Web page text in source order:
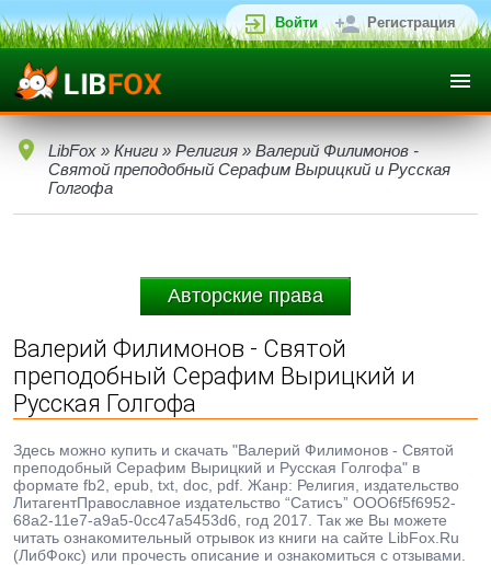
Войти Регистрация
LibFox » Книги » Религия » Валерий Филимонов -
Святой преподобный Серафим Вырицкий и Русская
Голгофа
Авторские права
Валерий Филимонов - Святой
преподобный Серафим Вырицкий и
Русская Голгофа
Здесь можно купить и скачать "Валерий Филимонов - Святой
преподобный Серафим Вырицкий и Русская Голгофа" в
формате fb2, epub, txt, doc, pdf. Жанр: Религия, издательство
ЛитагентПравославное издательство “Сатисъˮ ООО6f5f6952-
68a2-11e7-a9a5-0cc47a5453d6, год 2017. Так же Вы можете
читать ознакомительный отрывок из книги на сайте LibFox.Ru
(ЛибФокс) или прочесть описание и ознакомиться с отзывами.